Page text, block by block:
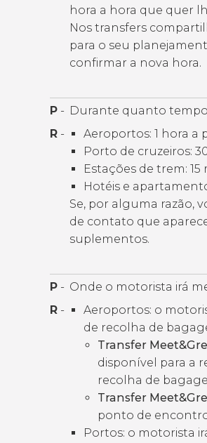
hora a hora que quer
Nos transfers
para o seu
confirmar a nova hora.
P - Durante quanto
R -
Aeroportos: 1 hora a
Porto de cruzeiros:
Estações de trem:
Hotéis e
Se, por alguma razão,
de contato que
suplementos.
P - Onde o motorista irá
R -
Aeroportos: o
de recolha de
Transfer
disponível para a
recolha de
Transfer
ponto de
Portos: o motorista